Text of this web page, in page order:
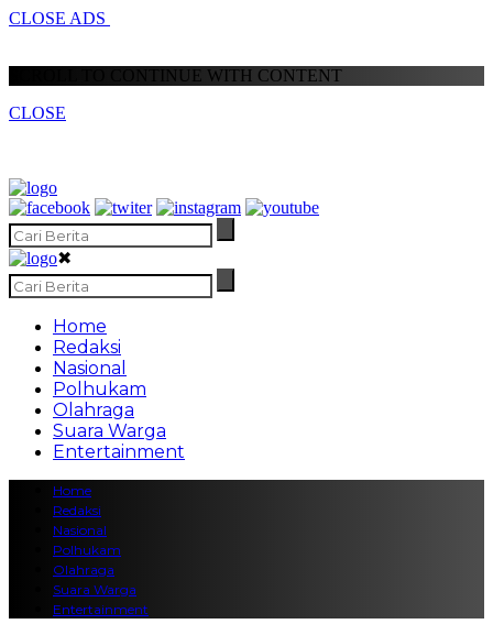
CLOSE ADS
SCROLL TO CONTINUE WITH CONTENT
CLOSE
✖
Home
Redaksi
Nasional
Polhukam
Olahraga
Suara Warga
Entertainment
Home
Redaksi
Nasional
Polhukam
Olahraga
Suara Warga
Entertainment